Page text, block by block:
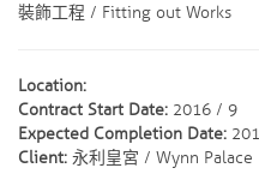
裝飾工程 / Fitting out Works
Location:
Contract Start Date: 2016 / 9
Expected Completion Date:
Client: 永利皇宮 / Wynn Palace